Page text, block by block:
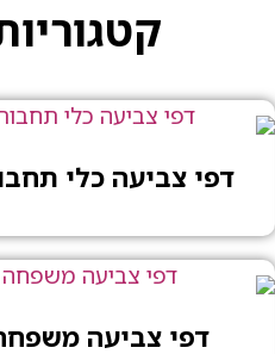
דפי צביעה כלי
דפי צביעה